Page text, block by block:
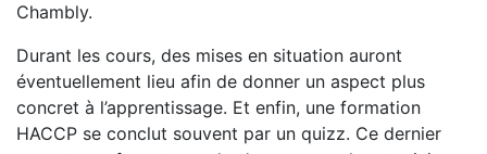
Chambly.
Durant les cours, des mises en situation auront
éventuellement lieu afin de donner un aspect plus
concret à l’apprentissage. Et enfin, une formation
HACCP se conclut souvent par un quizz. Ce dernier